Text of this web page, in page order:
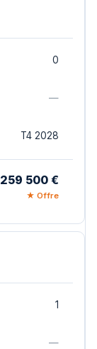
0
—
T4 2028
259 500 €
★ Offre
1
—